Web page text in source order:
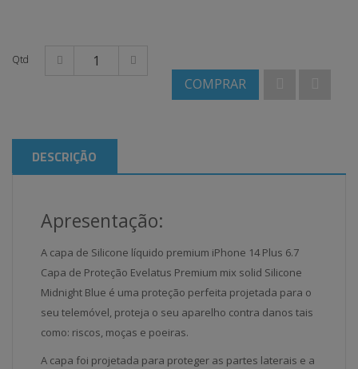
Qtd
COMPRAR
DESCRIÇÃO
Apresentação:
A capa de Silicone líquido premium iPhone 14 Plus 6.7
Capa de Proteção Evelatus Premium mix solid Silicone
Midnight Blue é uma proteção perfeita projetada para o
seu telemóvel, proteja o seu aparelho contra danos tais
como: riscos, moças e poeiras.
A capa foi projetada para proteger as partes laterais e a